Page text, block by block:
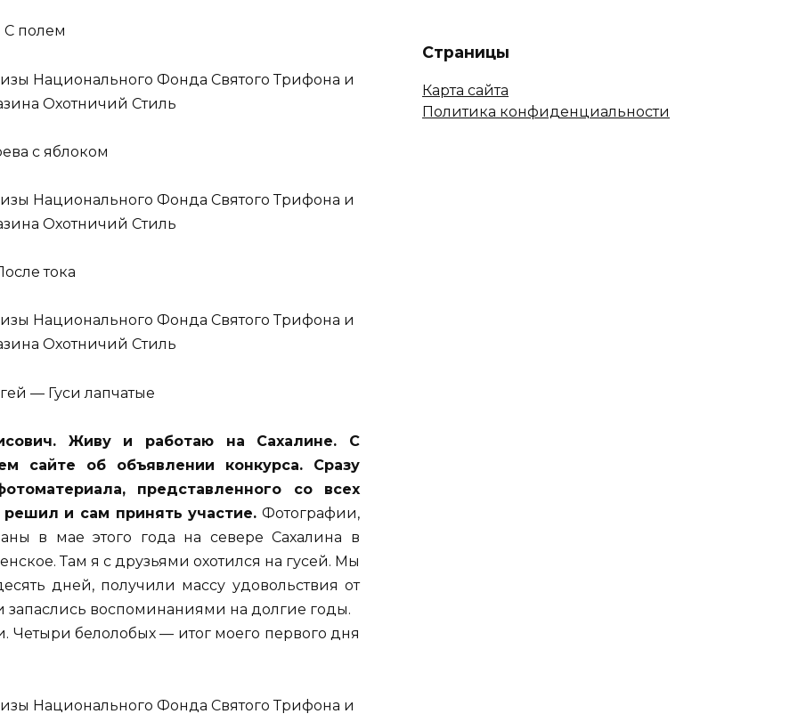
С полем
с яблоком
тока
— Гуси лапчатые
Живу и работаю на Сахалине. С
сайте об объявлении конкурса. Сразу
представленного со всех
и сам принять участие. Фотографии,
в мае этого года на севере Сахалина в
Там я с друзьями охотился на гусей. Мы
дней, получили массу удовольствия от
воспоминаниями на долгие годы.
Четыри белолобых — итог моего первого дня
Страницы
Карта сайта
Политика конфиденциальности